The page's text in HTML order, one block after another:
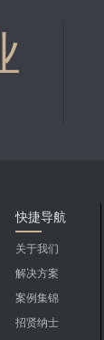
快捷导航
关于我们
解决方案
案例集锦
招贤纳士